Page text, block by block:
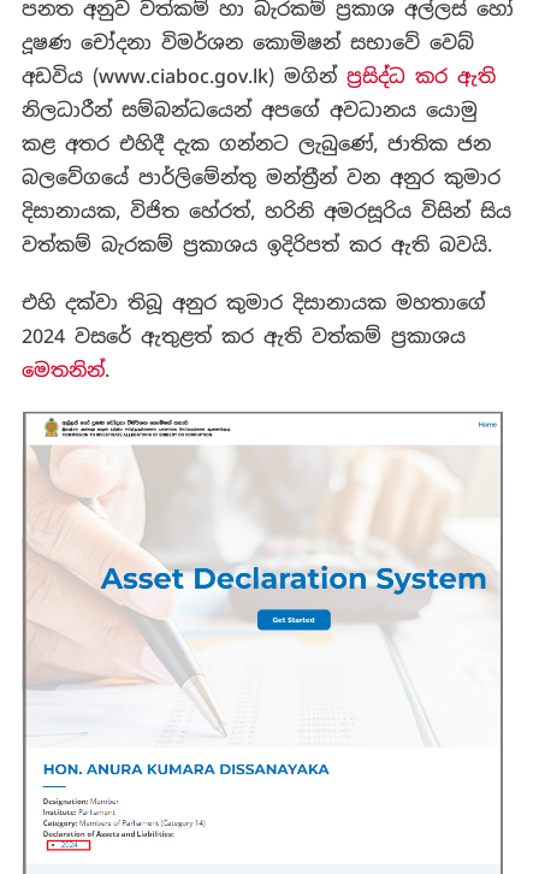
පනත අනුව වත්කම් හා බැරකම් ප්‍රකාශ අල්ලස් හෝ
දූෂණ චෝදනා විමර්ශන කොමිෂන් සභාවේ වෙබ්
අඩවිය (www.ciaboc.gov.lk) මගින් ප්‍රසිද්ධ කර ඇති
නිලධාරීන් සම්බන්ධයෙන් අපගේ අවධානය යොමු
කළ අතර එහිදී දැක ගන්නට ලැබුණේ, ජාතික ජන
බලවේගයේ පාර්ලිමේන්තු මන්ත්‍රීන් වන අනුර කුමාර
දිසානායක, විජිත හේරත්, හරිනි අමරසූරිය විසින් සිය
වත්කම් බැරකම් ප්‍රකාශය ඉදිරිපත් කර ඇති බවයි.
එහි දක්වා තිබූ අනුර කුමාර දිසානායක මහතාගේ
2024 වසරේ ඇතුළත් කර ඇති වත්කම් ප්‍රකාශය
මෙතනින්.